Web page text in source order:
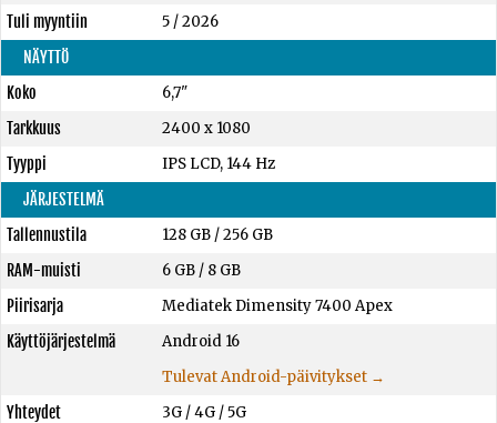
Tuli myyntiin
5 / 2026
NÄYTTÖ
Koko
6,7"
Tarkkuus
2400 x 1080
Tyyppi
IPS LCD, 144 Hz
JÄRJESTELMÄ
Tallennustila
128 GB/256 GB
RAM-muisti
6 GB/ 8 GB
Piirisarja
Mediatek Dimensity 7400 Apex
Käyttöjärjestelmä
Android 16
Tulevat Android-päivitykset →
Yhteydet
3G / 4G / 5G